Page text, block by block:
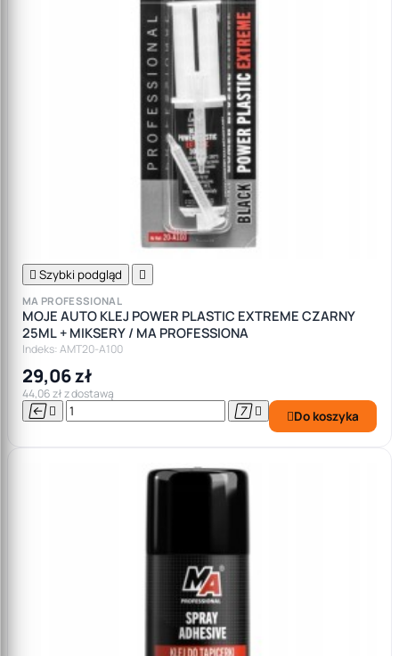
 Szybki podgląd 
MA PROFESSIONAL
MOJE AUTO KLEJ POWER PLASTIC EXTREME CZARNY
25ML + MIKSERY / MA PROFESSIONA
Indeks: AMT20-A100
29,06 zł
44,06 zł z dostawą
    Do koszyka